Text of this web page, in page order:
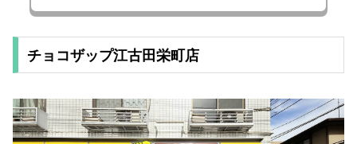
チョコザップ江古田栄町店